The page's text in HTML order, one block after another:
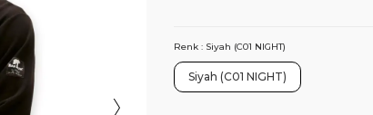
Renk : Siyah (C01 NIGHT)
Siyah (C01 NIGHT)